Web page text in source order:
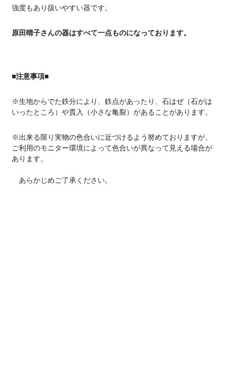
強度もあり扱いやすい器です。
原田晴子さんの器はすべて一点ものになっております。
■注意事項■
※生地からでた鉄分により、鉄点があったり、石はぜ（石がは
いったところ）や貫入（小さな亀裂）があることがあります。
※出来る限り実物の色合いに近づけるよう努めておりますが、
ご利用のモニター環境によって色合いが異なって見える場合が
あります。
あらかじめご了承ください。